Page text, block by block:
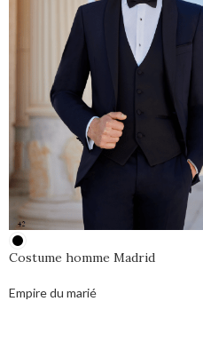
Costume homme Madrid
Empire du marié